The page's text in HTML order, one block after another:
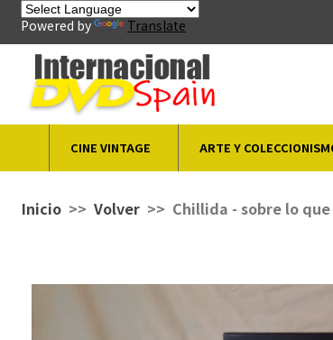
Powered by Translate
CINE VINTAGE ARTE Y
Inicio Volver Chillida - sobre lo